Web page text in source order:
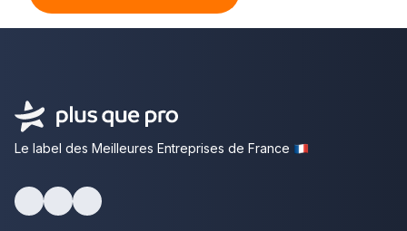
Le label des Meilleures Entreprises de France